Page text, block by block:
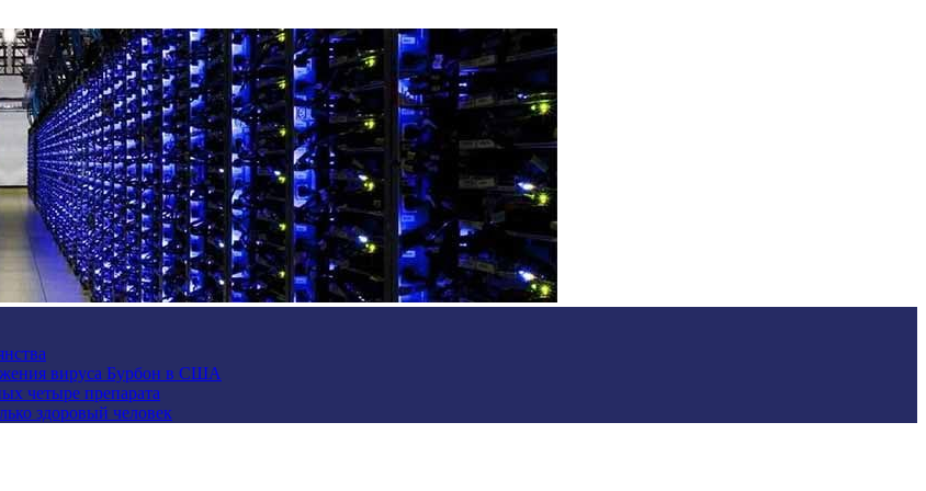
вируса Бурбон в США
четыре препарата
здоровый человек